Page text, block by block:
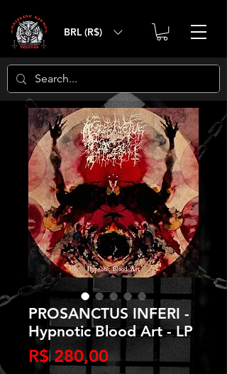
BRL (R$)
PROSANCTUS INFERI -
Hypnotic Blood Art - LP
R$ 280,00Preço